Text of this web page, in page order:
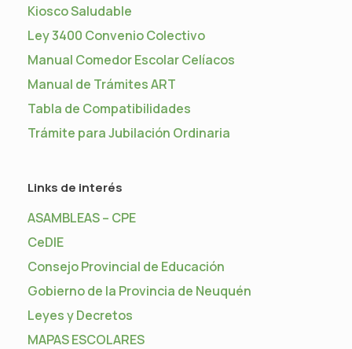
Kiosco Saludable
Ley 3400 Convenio Colectivo
Manual Comedor Escolar Celíacos
Manual de Trámites ART
Tabla de Compatibilidades
Trámite para Jubilación Ordinaria
Links de interés
ASAMBLEAS – CPE
CeDIE
Consejo Provincial de Educación
Gobierno de la Provincia de Neuquén
Leyes y Decretos
MAPAS ESCOLARES